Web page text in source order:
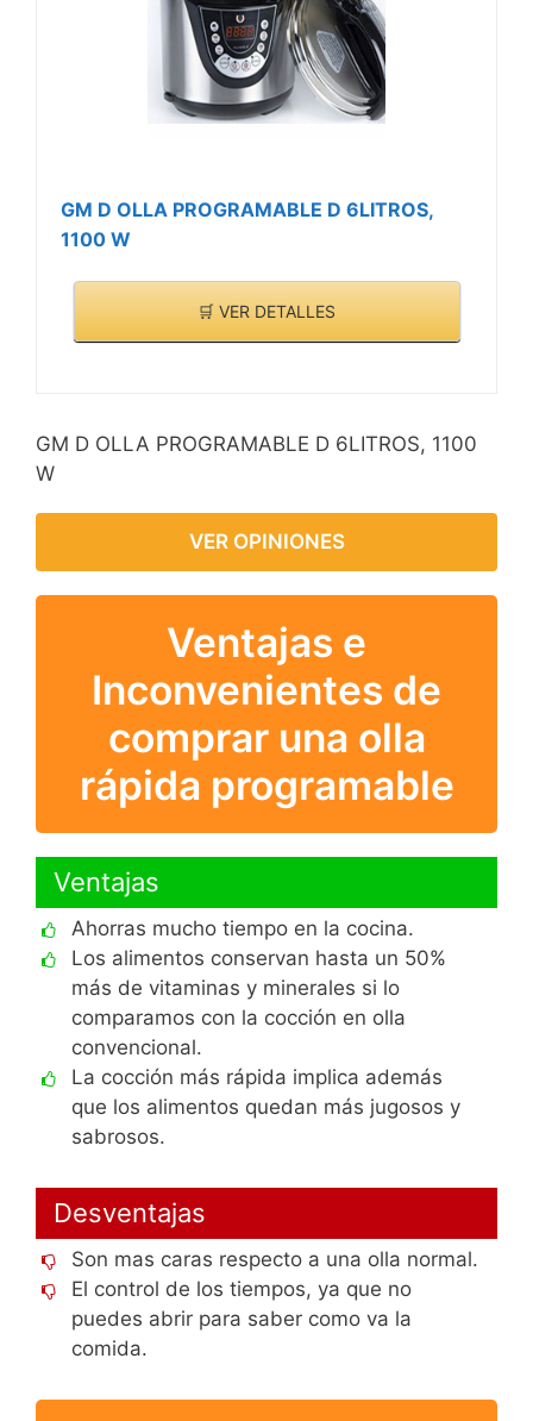
GM D OLLA PROGRAMABLE D 6LITROS,
1100 W
🛒 VER DETALLES
GM D OLLA PROGRAMABLE D 6LITROS, 1100
W
VER OPINIONES
Ventajas e
Inconvenientes de
comprar una olla
rápida programable
Ventajas
Ahorras mucho tiempo en la cocina.
Los alimentos conservan hasta un 50%
más de vitaminas y minerales si lo
comparamos con la cocción en olla
convencional.
La cocción más rápida implica además
que los alimentos quedan más jugosos y
sabrosos.
Desventajas
Son mas caras respecto a una olla normal.
El control de los tiempos, ya que no
puedes abrir para saber como va la
comida.